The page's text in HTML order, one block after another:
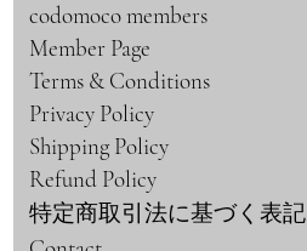
codomoco members
Member Page
Terms & Conditions
Privacy Policy
Shipping Policy
Refund Policy
特定商取引法に基づく表記